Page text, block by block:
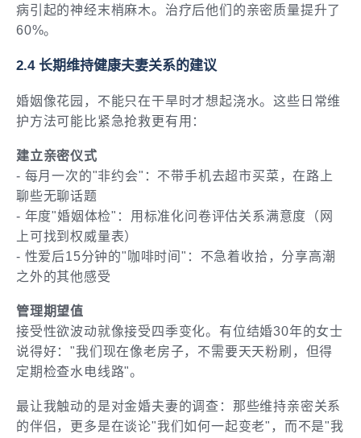
病引起的神经末梢麻木。治疗后他们的亲密质量提升了
60%。
2.4 长期维持健康夫妻关系的建议
婚姻像花园，不能只在干旱时才想起浇水。这些日常维
护方法可能比紧急抢救更有用：
建立亲密仪式
- 每月一次的"非约会"：不带手机去超市买菜，在路上
聊些无聊话题
- 年度"婚姻体检"：用标准化问卷评估关系满意度（网
上可找到权威量表）
- 性爱后15分钟的"咖啡时间"：不急着收拾，分享高潮
之外的其他感受
管理期望值
接受性欲波动就像接受四季变化。有位结婚30年的女士
说得好："我们现在像老房子，不需要天天粉刷，但得
定期检查水电线路"。
最让我触动的是对金婚夫妻的调查：那些维持亲密关系
的伴侣，更多是在谈论"我们如何一起变老"，而不是"我